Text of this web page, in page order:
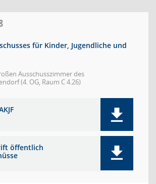
für Kinder, Jugendliche und
Ausschusszimmer des
(4. OG, Raum C 4.26)
öffentlich